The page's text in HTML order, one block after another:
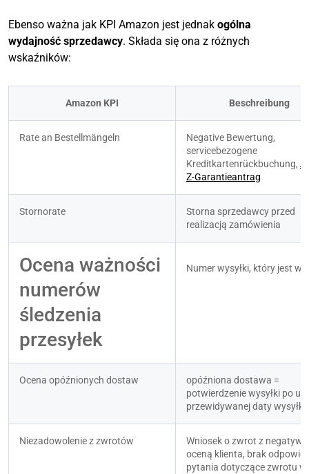
Ebenso ważna jak KPI Amazon jest jednak ogólna
wydajność sprzedawcy. Składa się ona z różnych
wskaźników:
Amazon KPI Beschreibung
Rate an Bestellmängeln
Negative Bewertung,
servicebezogene
Kreditkartenrückbuchung,
Z-Garantieantrag
Stornorate
Storna sprzedawcy przed
realizacją zamówienia
Ocena ważności
numerów
śledzenia
przesyłek
Numer wysyłki, który jest
Ocena opóźnionych dostaw
opóźniona dostawa =
potwierdzenie wysyłki po
przewidywanej daty wysyłki
Niezadowolenie z zwrotów
Wniosek o zwrot z
oceną klienta, brak
pytania dotyczące zwrotu w